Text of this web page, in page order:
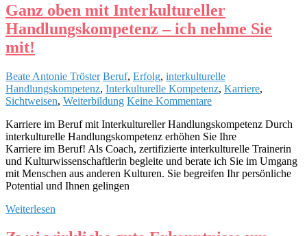
Ganz oben mit Interkultureller
Handlungskompetenz – ich nehme Sie
mit!
Beate Antonie Tröster Beruf, Erfolg, interkulturelle
Handlungskompetenz, Interkulturelle Kompetenz, Karriere,
Sichtweisen, Weiterbildung Keine Kommentare
Karriere im Beruf mit Interkultureller Handlungskompetenz Durch
interkulturelle Handlungskompetenz erhöhen Sie Ihre
Karriere im Beruf! Als Coach, zertifizierte interkulturelle Trainerin
und Kulturwissenschaftlerin begleite und berate ich Sie im Umgang
mit Menschen aus anderen Kulturen. Sie begreifen Ihr persönliche
Potential und Ihnen gelingen
Weiterlesen